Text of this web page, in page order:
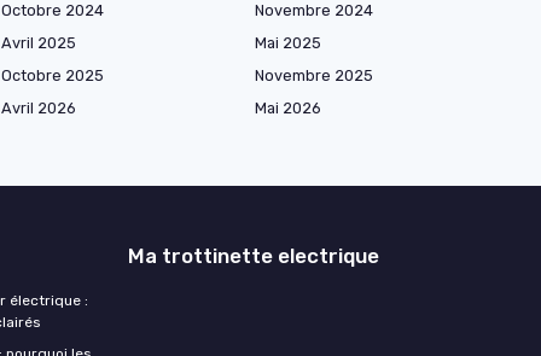
Octobre 2024
Novembre 2024
Avril 2025
Mai 2025
Octobre 2025
Novembre 2025
Avril 2026
Mai 2026
électrique :
Ma trottinette electrique